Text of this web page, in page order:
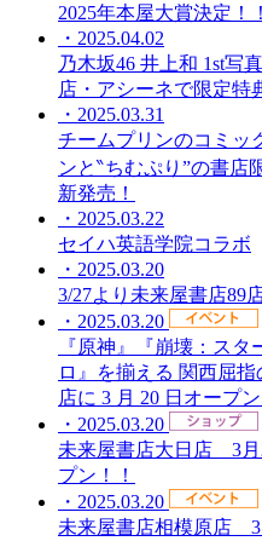
2025年本屋大賞決定！！
・2025.04.02
乃木坂46 井上和 1st写
店・アシーネで限定特
・2025.03.31
チームプリンのコミッ
ンと‶ちむぷり”の書店
新発売！
・2025.03.22
セイハ英語学院コラボ
・2025.03.20
3/27より未来屋書店89
・2025.03.20
『原神』『崩壊：ス
ロ』を揃える 関西屈指
店に 3 月 20 日オープン
・2025.03.20
未来屋書店大日店 3月
プン！！
・2025.03.20
未来屋書店相模原店 3